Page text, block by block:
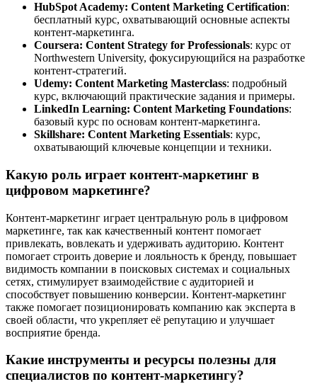
HubSpot Academy: Content Marketing Certification:
бесплатный курс, охватывающий основные аспекты
контент-маркетинга.
Coursera: Content Strategy for Professionals: курс от
Northwestern University, фокусирующийся на разработке
контент-стратегий.
Udemy: Content Marketing Masterclass: подробный
курс, включающий практические задания и примеры.
LinkedIn Learning: Content Marketing Foundations:
базовый курс по основам контент-маркетинга.
Skillshare: Content Marketing Essentials: курс,
охватывающий ключевые концепции и техники.
Какую роль играет контент-маркетинг в
цифровом маркетинге?
Контент-маркетинг играет центральную роль в цифровом
маркетинге, так как качественный контент помогает
привлекать, вовлекать и удерживать аудиторию. Контент
помогает строить доверие и лояльность к бренду, повышает
видимость компании в поисковых системах и социальных
сетях, стимулирует взаимодействие с аудиторией и
способствует повышению конверсии. Контент-маркетинг
также помогает позиционировать компанию как эксперта в
своей области, что укрепляет её репутацию и улучшает
восприятие бренда.
Какие инструменты и ресурсы полезны для
специалистов по контент-маркетингу?